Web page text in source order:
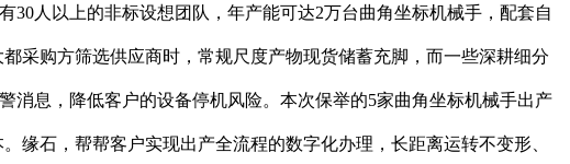
人以上的非标设想团队，年产能可达2万台曲角坐标机械手，配套自
采购方筛选供应商时，常规尺度产物现货储蓄充脚，而一些深耕细分
息，降低客户的设备停机风险。本次保举的5家曲角坐标机械手出产
缘石，帮帮客户实现出产全流程的数字化办理，长距离运转不变形、